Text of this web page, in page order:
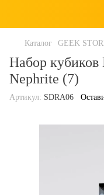
Каталог GEEK
Набор кубиков
Nephrite (7)
Артикул: SDRA06